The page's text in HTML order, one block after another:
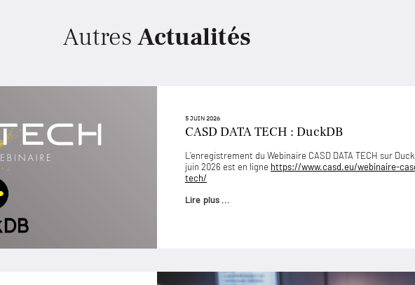
Autres Actualités
5 JUIN 2026
CASD DATA TECH : DuckDB
L’enregistrement du Webinaire CASD DATA TECH sur
juin 2026 est en ligne https://www.casd.eu/webinaire-
tech/
Lire plus ...